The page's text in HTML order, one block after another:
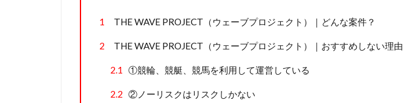
1 THE WAVE PROJECT（ウェーブプロジェクト）｜どんな案件？
2 THE WAVE PROJECT（ウェーブプロジェクト）｜おすすめしない理由
2.1 ①競輪、競艇、競馬を利用して運営している
2.2 ②ノーリスクはリスクしかない